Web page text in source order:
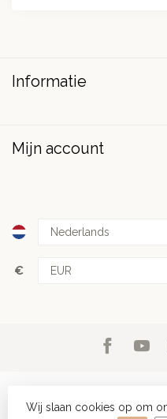
Informatie
Mijn account
€
© Copyright 2026
Wij slaan cookies op om